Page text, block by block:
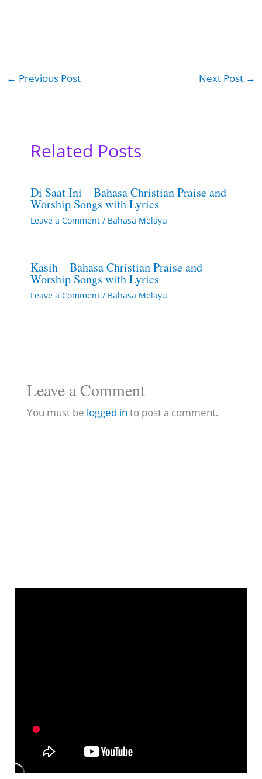
← Previous Post Next Post →
Related Posts
Di Saat Ini – Bahasa Christian Praise and
Worship Songs with Lyrics
Leave a Comment / Bahasa Melayu
Kasih – Bahasa Christian Praise and
Worship Songs with Lyrics
Leave a Comment / Bahasa Melayu
Leave a Comment
You must be logged in to post a comment.